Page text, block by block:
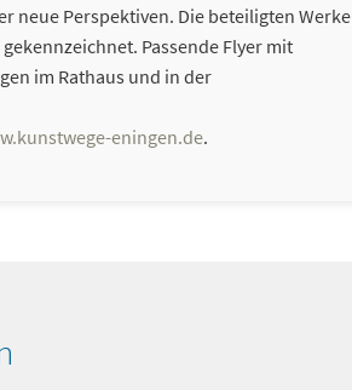
neue Perspektiven. Die beteiligten Werke
Passende Flyer mit
im Rathaus und in der
eningen.de.